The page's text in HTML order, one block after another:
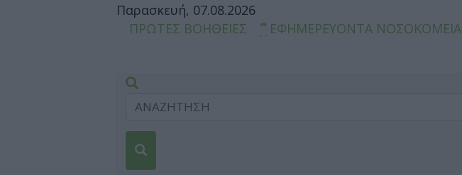
Παρασκευή, 07.08.2026
ΠΡΩΤΕΣ ΒΟΗΘΕΙΕΣ
ΕΦΗΜΕΡΕΥΟΝΤΑ ΝΟΣΟΚΟΜΕΙΑ